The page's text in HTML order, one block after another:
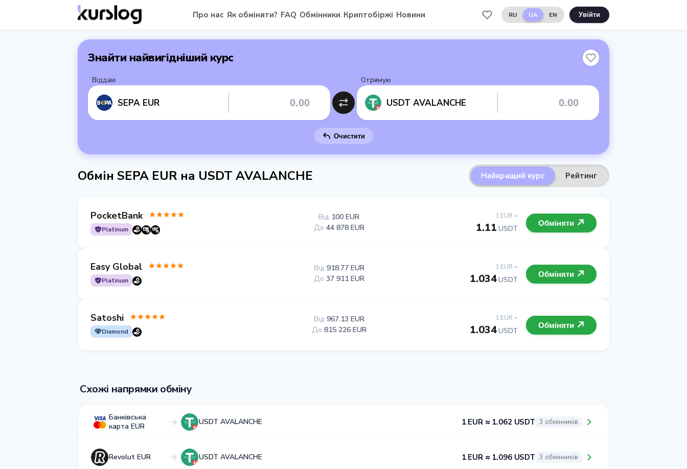
Про нас Як обміняти? FAQ Обмінники Криптобіржі Новини RU UA EN Увійти
Знайти найвигідніший курс
Віддаю
SEPA EUR
Отримую
USDT AVALANCHE
Очистити
Обмін SEPA EUR на USDT AVALANCHE Найкращий курс Рейтинг
PocketBank
Platinum
1 EUR =
1.11 USDT
Від 100 EUR
До 44 878 EUR Обміняти
Easy Global
Platinum
1 EUR =
1.034USDT
Від 918.77 EUR
До 37 911 EUR Обміняти
Satoshi
Diamond
1 EUR =
1.034USDT
Від 967.13 EUR
До 815 226 EUR Обміняти
Схожі напрямки обміну
Банківська
карта EUR
USDT AVALANCHE 1 EUR ≈ 1.062 USDT 3 обмінників
Revolut EUR USDT AVALANCHE 1 EUR ≈ 1.096 USDT 3 обмінників